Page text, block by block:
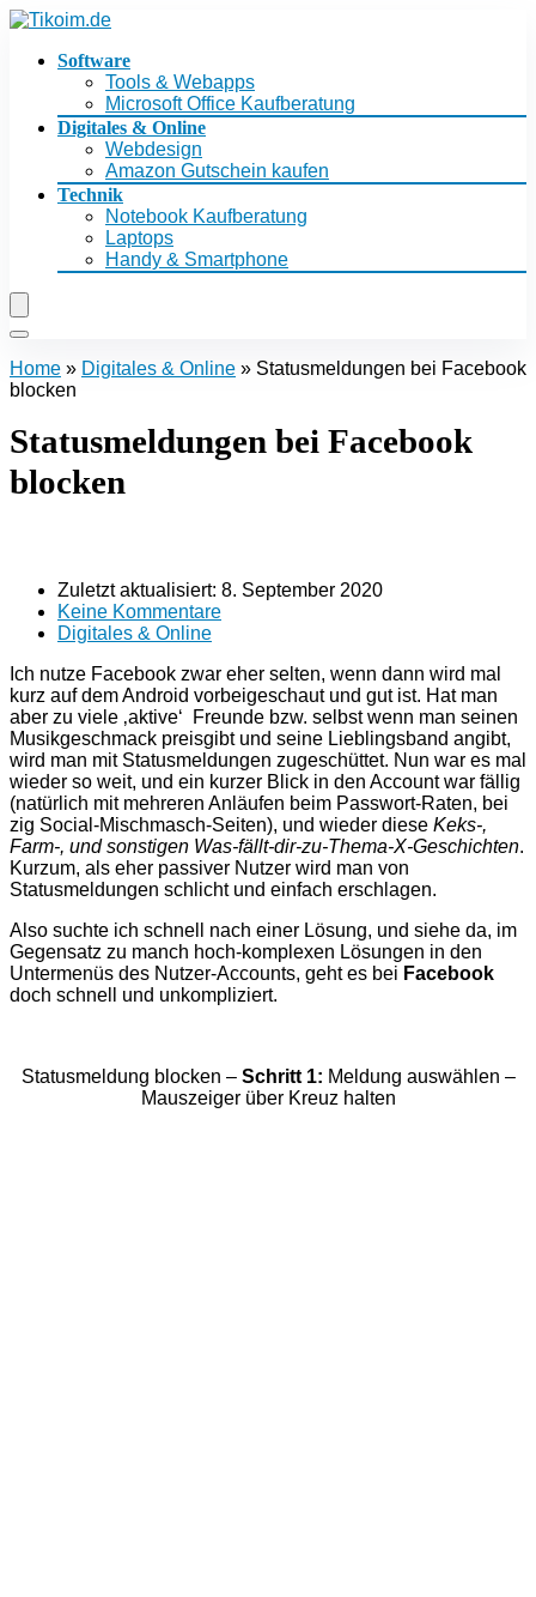
Software
Tools & Webapps
Microsoft Office Kaufberatung
Digitales & Online
Webdesign
Amazon Gutschein kaufen
Technik
Notebook Kaufberatung
Laptops
Handy & Smartphone
Home » Digitales & Online » Statusmeldungen bei Facebook
blocken
Statusmeldungen bei Facebook
blocken
Zuletzt aktualisiert: 8. September 2020
Keine Kommentare
Digitales & Online
Ich nutze Facebook zwar eher selten, wenn dann wird mal
kurz auf dem Android vorbeigeschaut und gut ist. Hat man
aber zu viele ‚aktive‘ Freunde bzw. selbst wenn man seinen
Musikgeschmack preisgibt und seine Lieblingsband angibt,
wird man mit Statusmeldungen zugeschüttet. Nun war es mal
wieder so weit, und ein kurzer Blick in den Account war fällig
(natürlich mit mehreren Anläufen beim Passwort-Raten, bei
zig Social-Mischmasch-Seiten), und wieder diese Keks-,
Farm-, und sonstigen Was-fällt-dir-zu-Thema-X-Geschichten.
Kurzum, als eher passiver Nutzer wird man von
Statusmeldungen schlicht und einfach erschlagen.
Also suchte ich schnell nach einer Lösung, und siehe da, im
Gegensatz zu manch hoch-komplexen Lösungen in den
Untermenüs des Nutzer-Accounts, geht es bei Facebook
doch schnell und unkompliziert.
Statusmeldung blocken – Schritt 1: Meldung auswählen –
Mauszeiger über Kreuz halten